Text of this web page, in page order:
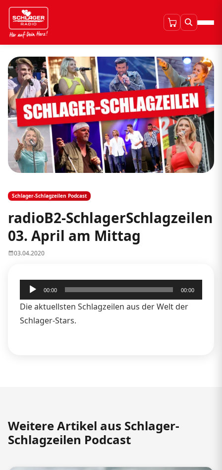
Schlager-Schlagzeilen Podcast
radioB2-SchlagerSchlagzeilen
03. April am Mittag
03.04.2020
Audio-
Player
00:00 00:00
Die aktuellsten Schlagzeilen aus der Welt der
Schlager-Stars.
Weitere Artikel aus Schlager-
Schlagzeilen Podcast